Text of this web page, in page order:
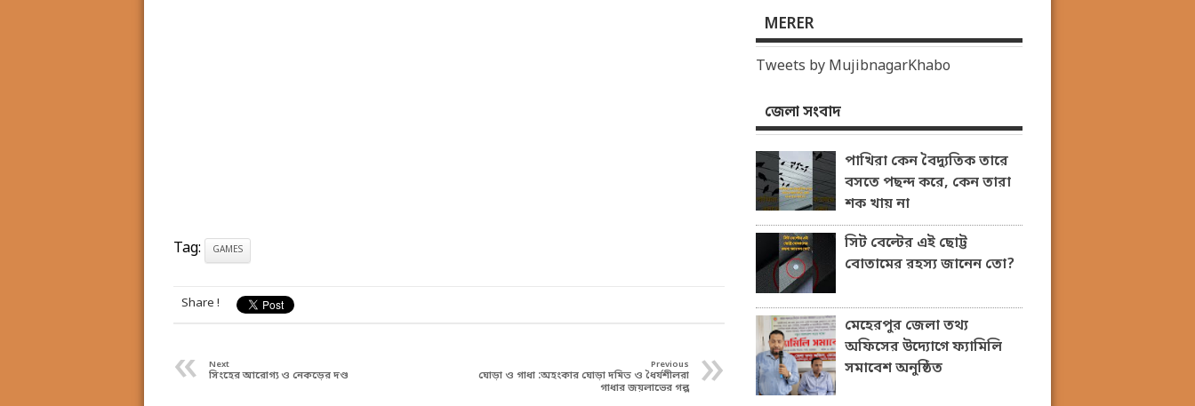
Tag: GAMES
Share !
« Next
সিংহের আরোগ্য ও নেকড়ের দণ্ড »
Previous
ঘোড়া ও গাধা :অহংকার ঘোড়া দমিত ও ধৈর্যশীলরা
গাধার জয়লাভের গল্প
MERER
Tweets by MujibnagarKhabo
জেলা সংবাদ
পাখিরা কেন বৈদ্যুতিক তারে
বসতে পছন্দ করে, কেন তারা
শক খায় না
সিট বেল্টের এই ছোট্ট
বোতামের রহস্য জানেন তো?
মেহেরপুর জেলা তথ্য
অফিসের উদ্যোগে ফ্যামিলি
সমাবেশ অনুষ্ঠিত